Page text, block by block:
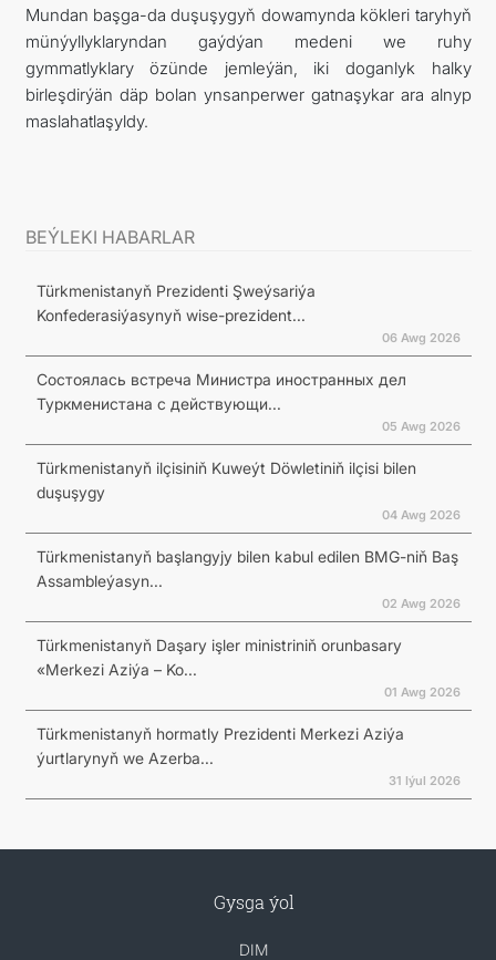
Mundan başga-da duşuşygyň dowamynda kökleri taryhyň
münýyllyklaryndan gaýdýan medeni we ruhy
gymmatlyklary özünde jemleýän, iki doganlyk halky
birleşdirýän däp bolan ynsanperwer gatnaşykar ara alnyp
maslahatlaşyldy.
BEÝLEKI HABARLAR
Türkmenistanyň Prezidenti Şweýsariýa
Konfederasiýasynyň wise-prezident...
06 Awg 2026
Состоялась встреча Министра иностранных дел
Туркменистана с действующи...
05 Awg 2026
Türkmenistanyň ilçisiniň Kuweýt Döwletiniň ilçisi bilen
duşuşygy
04 Awg 2026
Türkmenistanyň başlangyjy bilen kabul edilen BMG-niň Baş
Assambleýasyn...
02 Awg 2026
Türkmenistanyň Daşary işler ministriniň orunbasary
«Merkezi Aziýa – Ko...
01 Awg 2026
Türkmenistanyň hormatly Prezidenti Merkezi Aziýa
ýurtlarynyň we Azerba...
31 Iýul 2026
Gysga ýol
DIM